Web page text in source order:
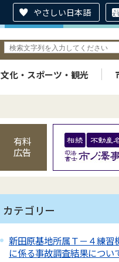
やさしい日本語
文化・スポーツ・観光
有料
広告
カテゴリー
新田原基地所属Ｔ－４練習
に係る事故調査結果につい